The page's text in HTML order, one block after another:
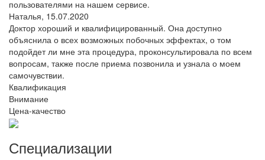
пользователями на нашем сервисе.
Наталья, 15.07.2020
Доктор хороший и квалифицированный. Она доступно
объяснила о всех возможных побочных эффектах, о том
подойдет ли мне эта процедура, проконсультировала по всем
вопросам, также после приема позвонила и узнала о моем
самочувствии.
Квалификация
Внимание
Цена-качество
Специализации